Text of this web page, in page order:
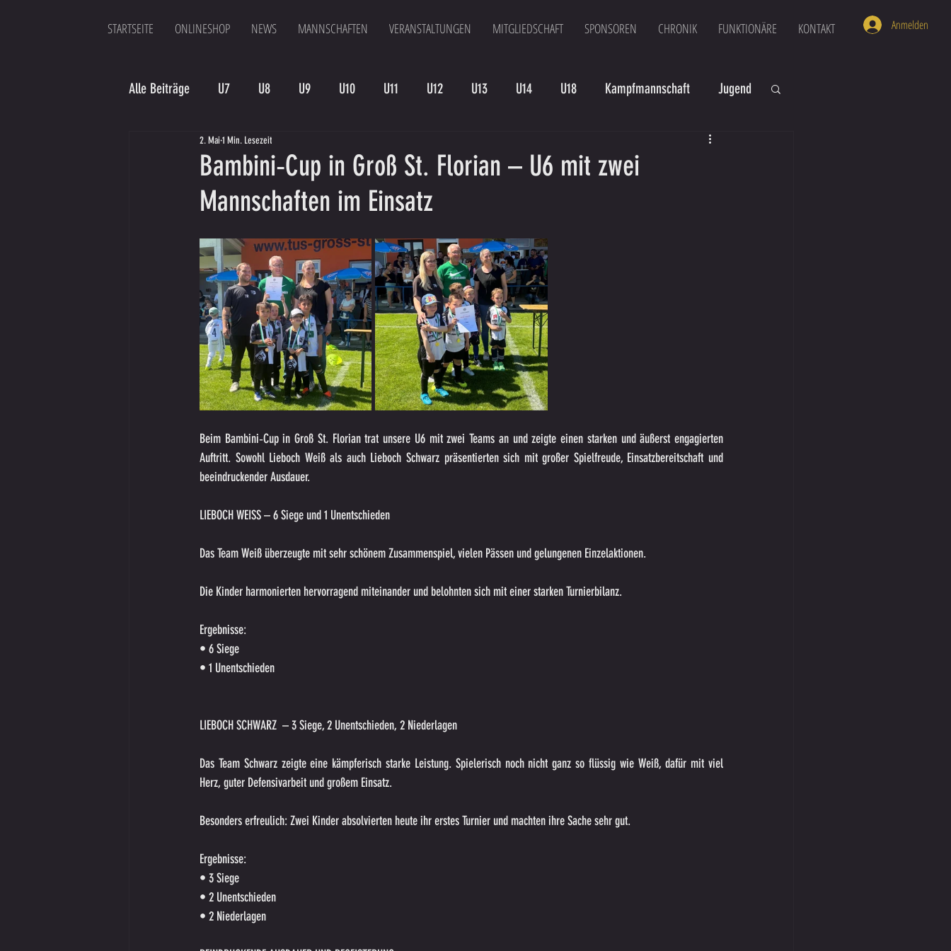
STARTSEITE ONLINESHOP NEWS MANNSCHAFTEN VERANSTALTUNGEN MITGLIEDSCHAFT SPONSOREN CHRONIK FUNKTIONÄRE KONTAKT Anmelden
Alle Beiträge U7 U8 U9 U10 U11 U12 U13 U14 U18 Kampfmannschaft Jugend
Spielergebnis Veranstaltungen
Bambini‑Cup in Groß St. Florian – U6 mit zwei
Mannschaften im Einsatz
2. Mai1 Min. Lesezeit
Beim Bambini‑Cup in Groß St. Florian trat unsere U6 mit zwei Teams an und zeigte einen starken und äußerst engagierten
Auftritt. Sowohl Lieboch Weiß als auch Lieboch Schwarz präsentierten sich mit großer Spielfreude, Einsatzbereitschaft und
beeindruckender Ausdauer.
LIEBOCH WEISS – 6 Siege und 1 Unentschieden
Das Team Weiß überzeugte mit sehr schönem Zusammenspiel, vielen Pässen und gelungenen Einzelaktionen.
Die Kinder harmonierten hervorragend miteinander und belohnten sich mit einer starken Turnierbilanz.
Ergebnisse:
• 6 Siege
• 1 Unentschieden
LIEBOCH SCHWARZ  – 3 Siege, 2 Unentschieden, 2 Niederlagen
Das Team Schwarz zeigte eine kämpferisch starke Leistung. Spielerisch noch nicht ganz so flüssig wie Weiß, dafür mit viel
Herz, guter Defensivarbeit und großem Einsatz.
Besonders erfreulich: Zwei Kinder absolvierten heute ihr erstes Turnier und machten ihre Sache sehr gut.
Ergebnisse:
• 3 Siege
• 2 Unentschieden
• 2 Niederlagen